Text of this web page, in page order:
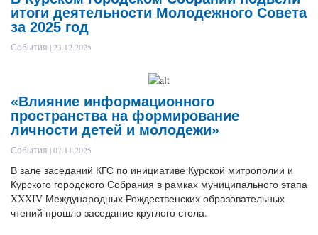
итоги деятельности Молодежного Совета
за 2025 год
События | 23.12.2025
«Влияние информационного
пространства на формирование
личности детей и молодежи»
События | 07.11.2025
В зале заседаний КГС по инициативе Курской митрополии и
Курского городского Собрания в рамках муниципального этапа
XXXIV Международных Рождественских образовательных
чтений прошло заседание круглого стола.